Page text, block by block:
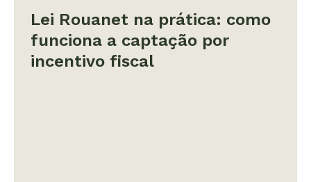
Lei Rouanet na prática: como
funciona a captação por
incentivo fiscal